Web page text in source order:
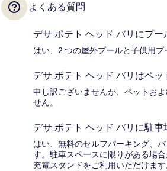
よくある質問
デサ ポテト ヘッド バリにプー
はい、2 つの屋外プールと子供用プ
デサ ポテト ヘッド バリはペ
申し訳ございませんが、ペットお
せん。
デサ ポテト ヘッド バリに駐車
はい、無料のセルフパーキング、
す。駐車スペースに限りがある場
充電スタンドをご利用いただけます